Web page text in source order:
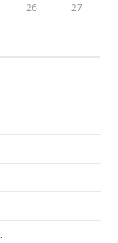
26 27